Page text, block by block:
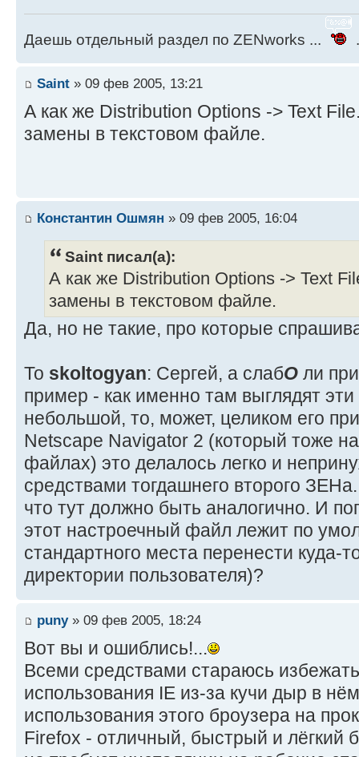
Даешь отдельный раздел по ZENworks ...
Saint » 09 фев 2005, 13:21
А как же Distribution Options -> Text
замены в текстовом файле.
Константин Ошмян » 09 фев 2005, 16:04
Saint писал(а):
А как же Distribution Options -> Text
замены в текстовом файле.
Да, но не такие, про которые
То skoltogyan: Сергей, а слабО ли
пример - как именно там выглядят
небольшой, то, может, целиком его
Netscape Navigator 2 (который тоже
файлах) это делалось легко и
средствами тогдашнего второго
что тут должно быть аналогично. И
этот настроечный файл лежит по
стандартного места перенести куда-
директории пользователя)?
puny» 09 фев 2005, 18:24
Вот вы и ошиблись!...
Всеми средствами стараюсь
использования IE из-за кучи дыр в
использования этого броузера на
Firefox - отличный, быстрый и лёгкий